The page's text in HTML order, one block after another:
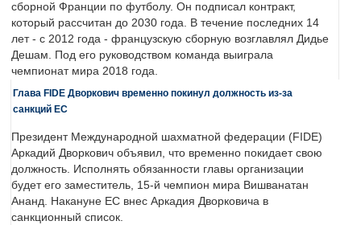
сборной Франции по футболу. Он подписал контракт,
который рассчитан до 2030 года. В течение последних 14
лет - с 2012 года - французскую сборную возглавлял Дидье
Дешам. Под его руководством команда выиграла
чемпионат мира 2018 года.
Глава FIDE Дворкович временно покинул должность из-за
санкций ЕС
Президент Международной шахматной федерации (FIDE)
Аркадий Дворкович объявил, что временно покидает свою
должность. Исполнять обязанности главы организации
будет его заместитель, 15-й чемпион мира Вишванатан
Ананд. Накануне ЕС внес Аркадия Дворковича в
санкционный список.